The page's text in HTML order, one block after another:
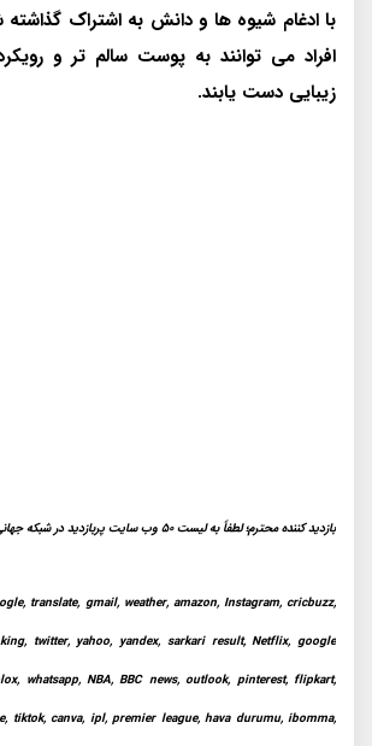
با ادغام شیوه ها و دانش به اشتراک
افراد می توانند به پوست سالم تر و
زیبایی دست یابند.
بازدید کننده محترم؛ لطفاً به لیست 50 وب سایت پربازدید در شبکه جهانی وب نگاهی بیندازید:
translate, gmail, weather, amazon, Instagram, cricbuzz,
twitter, yahoo, yandex, sarkari result, Netflix, google
whatsapp, NBA, BBC news, outlook, pinterest, flipkart,
tiktok, canva, ipl, premier league, hava durumu, ibomma,